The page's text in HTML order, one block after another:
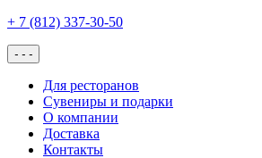
+ 7 (812) 337-30-50
- - -
Для ресторанов
Сувениры и подарки
О компании
Доставка
Контакты